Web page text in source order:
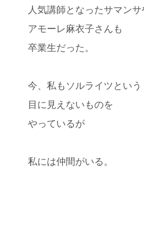
人気講師となったサマンサ
アモーレ麻衣子さんも
卒業生だった。
今、私もソルライツという
目に見えないものを
やっているが
私には仲間がいる。